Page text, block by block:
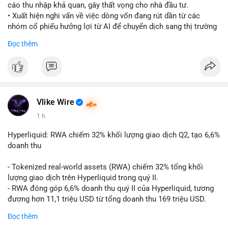
cáo thu nhập khả quan, gây thất vọng cho nhà đầu tư.
• Xuất hiện nghi vấn về việc dòng vốn đang rút dần từ các
nhóm cổ phiếu hưởng lợi từ AI để chuyển dịch sang thị trường
• Diễn biến này có thể là tín hiệu cho thấy sự luân chuyển dòng
$btc $eth
📰 Nguồn: CoinDesk
Đọc thêm
Vlike Wire
1 h
Hyperliquid: RWA chiếm 32% khối lượng giao dịch Q2, tạo 6,6%
doanh thu
- Tokenized real-world assets (RWA) chiếm 32% tổng khối
lượng giao dịch trên Hyperliquid trong quý II.
- RWA đóng góp 6,6% doanh thu quý II của Hyperliquid, tương
đương hơn 11,1 triệu USD từ tổng doanh thu 169 triệu USD.
sản hóa thực tế trên sàn giao dịch phi tập trung.
Đọc thêm